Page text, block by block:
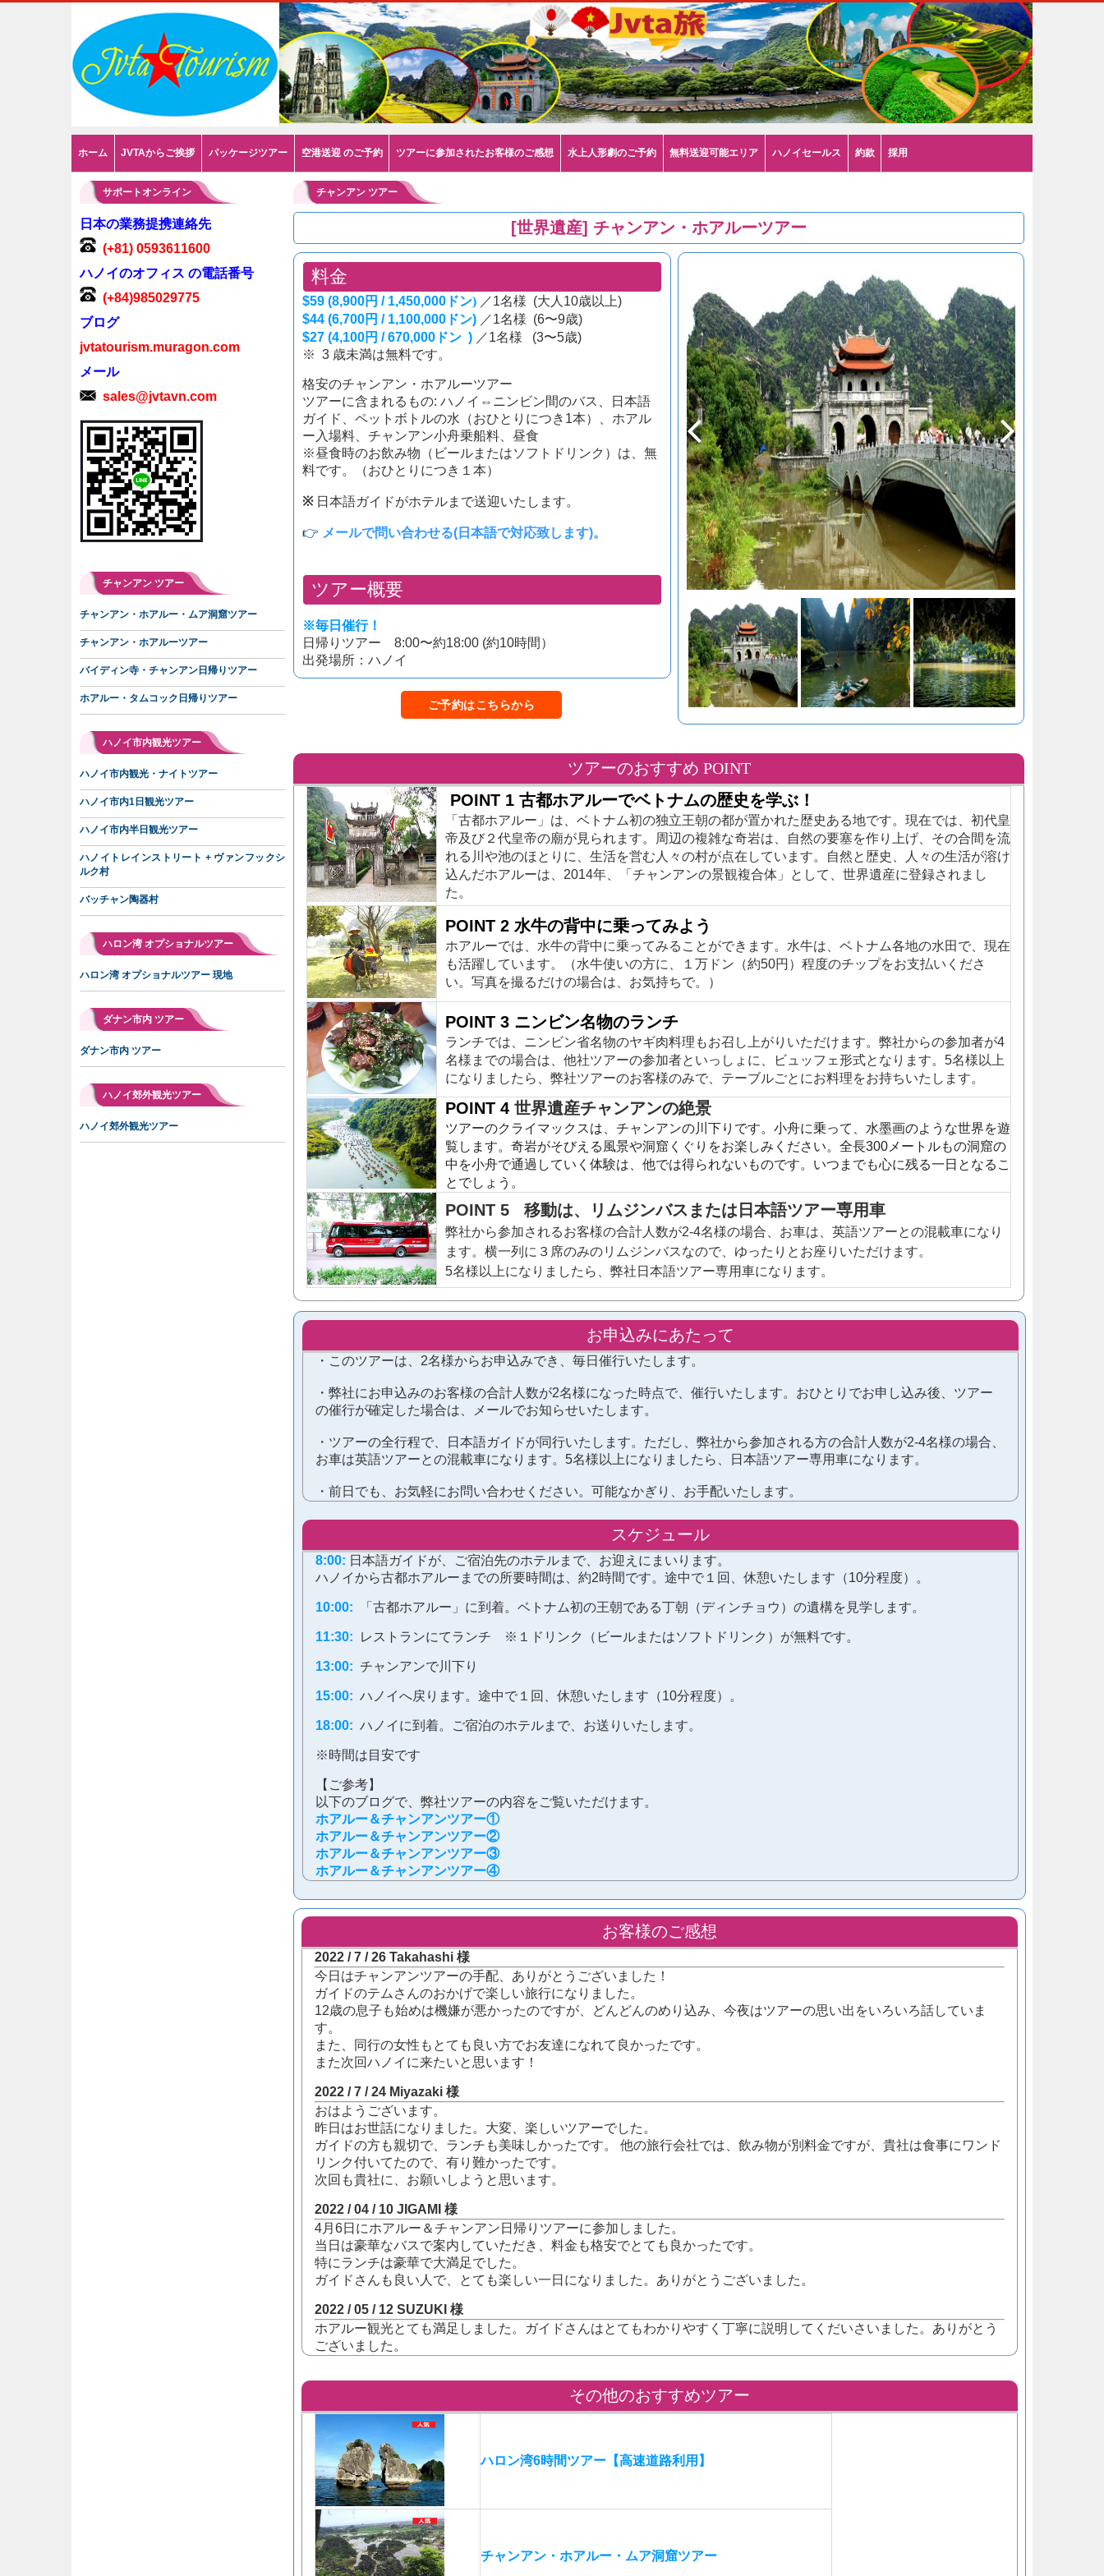
ホーム JVTAからご挨拶 パッケージツアー 空港送迎 のご予約 ツアーに参加されたお客様のご感想 水上人形劇のご予約 無料送迎可能エリア ハノイセールス 約款 採用
チャンアン ツアー
[世界遺産] チャンアン・ホアルーツアー
料金
$59 (8,900円 / 1,450,000 ドン) ／1名様  (大人10歳以上)
$44 (6,700円 / 1,100,000 ドン) ／1名様  (6〜9歳)
$27 (4,100円 / 670,000 ドン ) ／1名様   (3〜5歳)
※ 3 歳未満は無料です。
格安のチャンアン・ホアルーツアー
ツアーに含まれるもの: ハノイ⇔ニンビン間のバス、日本語
ガイド、ペットボトルの水（おひとりにつき1本）、ホアル
ー入場料、チャンアン小舟乗船料、昼食
※昼食時のお飲み物（ビールまたはソフトドリンク）は、無
料です。（おひとりにつき１本）
※ 日本語ガイドがホテルまで送迎いたします。
👉 メールで問い合わせる(日本語で対応致します)。
ツアー概要
※毎日催行！
日帰りツアー 8:00〜約18:00 (約10時間）
出発場所：ハノイ
ご予約はこちらから
ツアーのおすすめ POINT
POINT 1 古都ホアルーでベトナムの歴史を学ぶ！
「古都ホアルー」は、ベトナム初の独立王朝の都が置かれた歴史ある地です。現在では、初代皇
帝及び２代皇帝の廟が見られます。周辺の複雑な奇岩は、自然の要塞を作り上げ、その合間を流
れる川や池のほとりに、生活を営む人々の村が点在しています。自然と歴史、人々の生活が溶け
込んだホアルーは、2014年、「チャンアンの景観複合体」として、世界遺産に登録されまし
た。
POINT 2 水牛の背中に乗ってみよう
ホアルーでは、水牛の背中に乗ってみることができます。水牛は、ベトナム各地の水田で、現在
も活躍しています。（水牛使いの方に、１万ドン（約50円）程度のチップをお支払いくださ
い。写真を撮るだけの場合は、お気持ちで。）
POINT 3 ニンビン名物のランチ
ランチでは、ニンビン省名物のヤギ肉料理もお召し上がりいただけます。弊社からの参加者が4
名様までの場合は、他社ツアーの参加者といっしょに、ビュッフェ形式となります。5名様以上
になりましたら、弊社ツアーのお客様のみで、テーブルごとにお料理をお持ちいたします。
POINT 4 世界遺産チャンアンの絶景
ツアーのクライマックスは、チャンアンの川下りです。小舟に乗って、水墨画のような世界を遊
覧します。奇岩がそびえる風景や洞窟くぐりをお楽しみください。全長300メートルもの洞窟の
中を小舟で通過していく体験は、他では得られないものです。いつ までも心に残る一日となるこ
とでしょう。
POINT 5 移動は、リムジンバスまたは日本語ツアー専用車
弊社から参加されるお客様の合計人数が2-4名様の場合、お車は、英語ツアーとの混載車になり
ます。横一列に３席のみのリムジンバスなので、ゆったりとお座りいただけます。
5名様以上になりましたら、弊社日本語ツアー専用車になります。
お申込みにあたって
・このツアーは、2名様からお申込みでき、毎日催行いたします。
・弊社にお申込みのお客様の合計人数が2名様になった時点で、催行いたします。おひとりでお申し込み後、ツアー
の催行が確定した場合は、メールでお知らせいたします。
・ツアーの全行程で、日本語ガイドが同行いたします。ただし、弊社から参加される方の合計人数が2-4名様の場合、
お車は英語ツアーとの混載車になります。5名様以上になりましたら、日本語ツアー専用車になります。
・前日でも、お気軽にお問い合わせください。可能なかぎり、お手配いたします。
スケジュール
8:00: 日本語ガイドが、ご宿泊先のホテルまで、お迎えにまいります。
ハノイから古都ホアルーまでの所要時間は、約2時間です。途中で１回、休憩いたします（10分程度）。
10:00: 「古都ホアルー」に到着。ベトナム初の王朝である丁朝（ディンチョウ）の遺構を見学します。
11:30: レストランにてランチ ※１ドリンク（ビールまたはソフトドリンク）が無料です。
13:00: チャンアンで川下り
15:00: ハノイへ戻ります。途中で１回、休憩いたします（10分程度）。
18:00: ハノイに到着。ご宿泊のホテルまで、お送りいたします。
※時間は目安です
【ご参考】
以下のブログで、弊社ツアーの内容をご覧いただけます。
ホアルー＆チャンアンツアー①
ホアルー＆チャンアンツアー②
ホアルー＆チャンアンツアー③
ホアルー＆チャンアンツアー④
お客様のご感想
2022 / 7 / 26 Takahashi 様
今日はチャンアンツアーの手配、ありがとうございました！
ガイドのテムさんのおかげで楽しい旅行になりました。
12歳の息子も始めは機嫌が悪かったのですが、どんどんのめり込み、今夜はツアーの思い出をいろいろ話していま
す。
また、同行の女性もとても良い方でお友達になれて良かったです。
また次回ハノイに来たいと思います！
2022 / 7 / 24 Miyazaki 様
おはようございます。
昨日はお世話になりました。大変、楽しいツアーでした。
ガイドの方も親切で、ランチも美味しかったです。 他の旅行会社では、飲み物が別料金ですが、貴社は食事にワンド
リンク付いてたので、有り難かったです。
次回も貴社に、お願いしようと思います。
2022 / 04 / 10 JIGAMI 様
4月6日にホアルー＆チャンアン日帰りツアーに参加しました。
当日は豪華なバスで案内していただき、料金も格安でとても良かったです。
特にランチは豪華で大満足でした。
ガイドさんも良い人で、とても楽しい一日になりました。ありがとうございました。
2022 / 05 / 12 SUZUKI 様
ホアルー観光とても満足しました。ガイドさんはとてもわかりやすく丁寧に説明してくだいさいました。ありがとう
ございました。
その他のおすすめツアー
ハロン湾6時間ツアー【高速道路利用】
チャンアン・ホアルー・ムア洞窟ツアー
サポートオンライン
日本の業務提携連絡先
(+81) 0593611600
ハノイのオフィス の電話番号
(+84)985029775
ブログ
jvtatourism.muragon.com
メール
sales@jvtavn.com
チャンアン ツアー
チャンアン・ホアルー・ムア洞窟ツアー
チャンアン・ホアルーツアー
バイディン寺・チャンアン日帰りツアー
ホアルー・タムコック日帰りツアー
ハノイ市内観光ツアー
ハノイ市内観光・ナイトツアー
ハノイ市内1日観光ツアー
ハノイ市内半日観光ツアー
ハノイトレインストリート + ヴァンフックシ
ルク村
バッチャン陶器村
ハロン湾 オプショナルツアー
ハロン湾 オプショナルツアー 現地
ダナン市内 ツアー
ダナン市内 ツアー
ハノイ郊外観光ツアー
ハノイ郊外観光ツアー